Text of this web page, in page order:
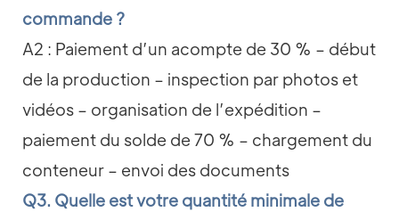
commande ?
A2 : Paiement d’un acompte de 30 % – début
de la production – inspection par photos et
vidéos – organisation de l’expédition –
paiement du solde de 70 % – chargement du
conteneur – envoi des documents
Q3. Quelle est votre quantité minimale de